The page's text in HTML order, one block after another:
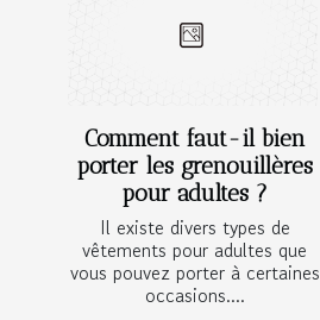
Comment faut-il bien
porter les grenouillères
pour adultes ?
Il existe divers types de
vêtements pour adultes que
vous pouvez porter à certaines
occasions....